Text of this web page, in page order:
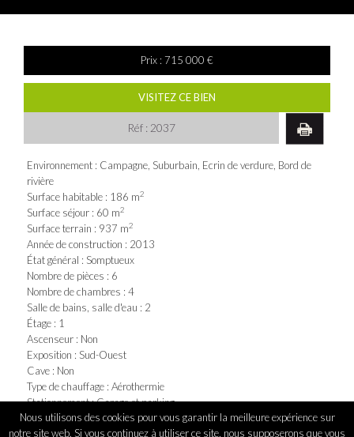
Prix : 715 000 €
VISITEZ CE BIEN
Réf : 2037
Environnement : Campagne, Suburbain, Ecrin de verdure, Bord de
rivière
Surface habitable : 186 m2
Surface séjour : 60 m2
Surface terrain : 937 m2
Année de construction : 2013
État général : Somptueux
Nombre de pièces : 6
Nombre de chambres : 4
Salle de bains, salle d'eau : 2
Étage : 1
Ascenseur : Non
Exposition : Sud-Ouest
Cave : Non
Type de chauffage : Aérothermie
Stationnement : Garage et parking
Taxe foncière : 1293 €
Nous utilisons des cookies pour vous garantir la meilleure expérience sur
notre site web. Si vous continuez à utiliser ce site, nous supposerons que vous